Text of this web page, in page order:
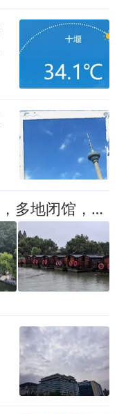
刚刚，杭州发布停课通知，多地闭馆，多条高铁停运！预警拉响：小心9级雷雨大风，有人已被暴雨瞬间浇透